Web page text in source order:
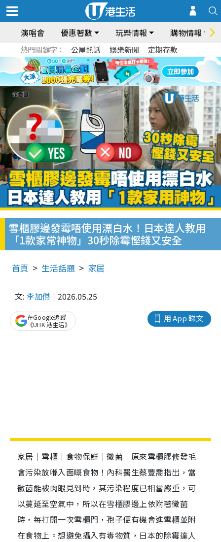
演唱會 優惠著數 玩樂情報 購物情報
熱門關鍵字： 公屋熱話 娛樂新聞 定期存款
雪櫃膠邊發霉唔使用漂白水！日本達人教用
「1款家常神物」30秒除霉慳錢又安全
首頁 生活話題 家居
文: 李加傑 2026.05.25
用 App 睇文
在Google追蹤
《UHK 港生活》
家居｜雪櫃｜食物保鮮｜黴菌｜原來雪櫃膠修發毛
會污染放喺入面嘅食物！內科醫生蔡豐喬指出，當
黴菌能被肉眼見到時，其污染程度已相當嚴重，可
以蔓延至空氣中，所以在雪櫃膠邊上依附著黴菌
時，每打開一次雪櫃門，孢子便有機會進雪櫃並附
在食物上。想避免攝入有毒物質，日本的除霉達人